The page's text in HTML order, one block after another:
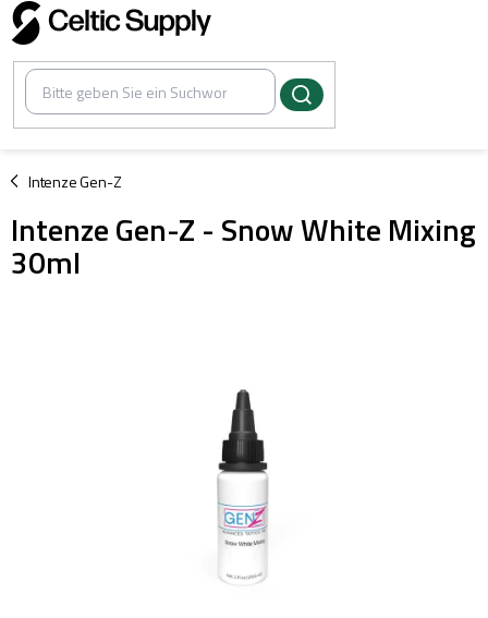
Zum
Inhalt
springen
Intenze Gen-Z
/
Intenze Gen-Z - Snow White Mixing
30ml